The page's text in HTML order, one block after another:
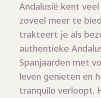
Andalusië kent
zoveel meer te
trakteert je als
authentieke
Spanjaarden met
leven genieten en
tranquilo verloopt.